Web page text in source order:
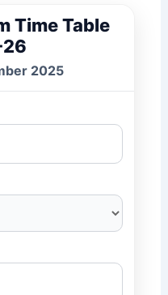
Time Table
2025